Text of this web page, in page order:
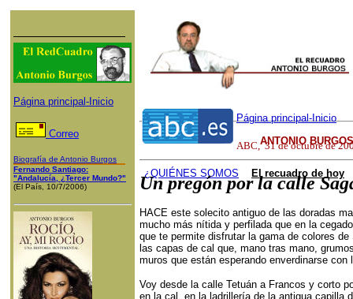
Página principal-Inicio
Correo
Biografía de Antonio Burgos
Fernando Santiago:
"Andalucía, ¿Tercer Mundo?"
(El País, 10/7/2006)
Página principal-Inicio
ABC, 31 deoctubrede
¿QUI ÉNES SOMOS El recuadro de hoy
ANTONIO
Un pregón por la calle
HACE este solecito antiguo de las doradas
mucho más nítida y perfilada que en la
que te permite disfrutar la gama de colores
las capas de cal que, mano tras mano,
muros que están esperando enverdinarse con
Voy desde la calle Tetuán a Francos y corto
en la cal, en la ladrillería de la antigua capilla